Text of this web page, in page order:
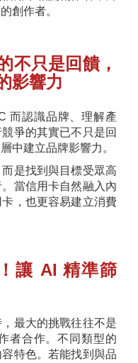
創作者。
不只是回饋，
影響力
而認識品牌、理解產
爭的其實已不只是回
中建立品牌影響力。
是找到與目標受眾高
當信用卡自然融入內
，也更容易建立消費
讓 AI 精準篩
最大的挑戰往往不是
者合作。不同類型的
特色。若能找到與品